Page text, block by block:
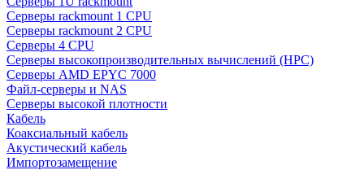
Серверы rackmount 1 CPU
Серверы rackmount 2 CPU
Серверы 4 CPU
Серверы высокопроизводительных вычислений (HPC)
Серверы AMD EPYC 7000
Файл-серверы и NAS
Серверы высокой плотности
Кабель
Коаксиальный кабель
Акустический кабель
Импортозамещение